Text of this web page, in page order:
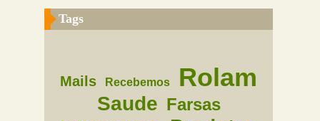
Tags
Mails Recebemos Rolam
Saude Farsas